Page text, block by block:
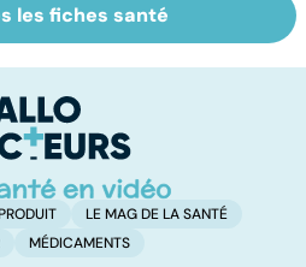
Accident
vasculaire
également
touché
les fiches santé
LE MAG DE LA SANTÉ
MÉDICAMENTS